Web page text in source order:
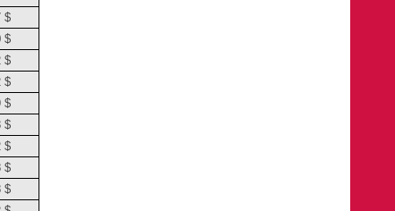
$
$
$
$
$
$
$
$
$